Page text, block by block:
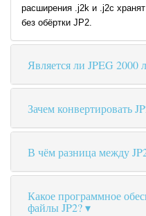
расширения .j2k и .j2c
без обёртки JP2.
Является ли JPEG 2000
Зачем конвертировать
В чём разница между
Какое программное
файлы JP2?